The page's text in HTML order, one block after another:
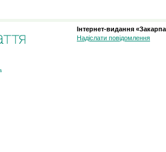
Інтернет-видання
Надіслати повідомлення